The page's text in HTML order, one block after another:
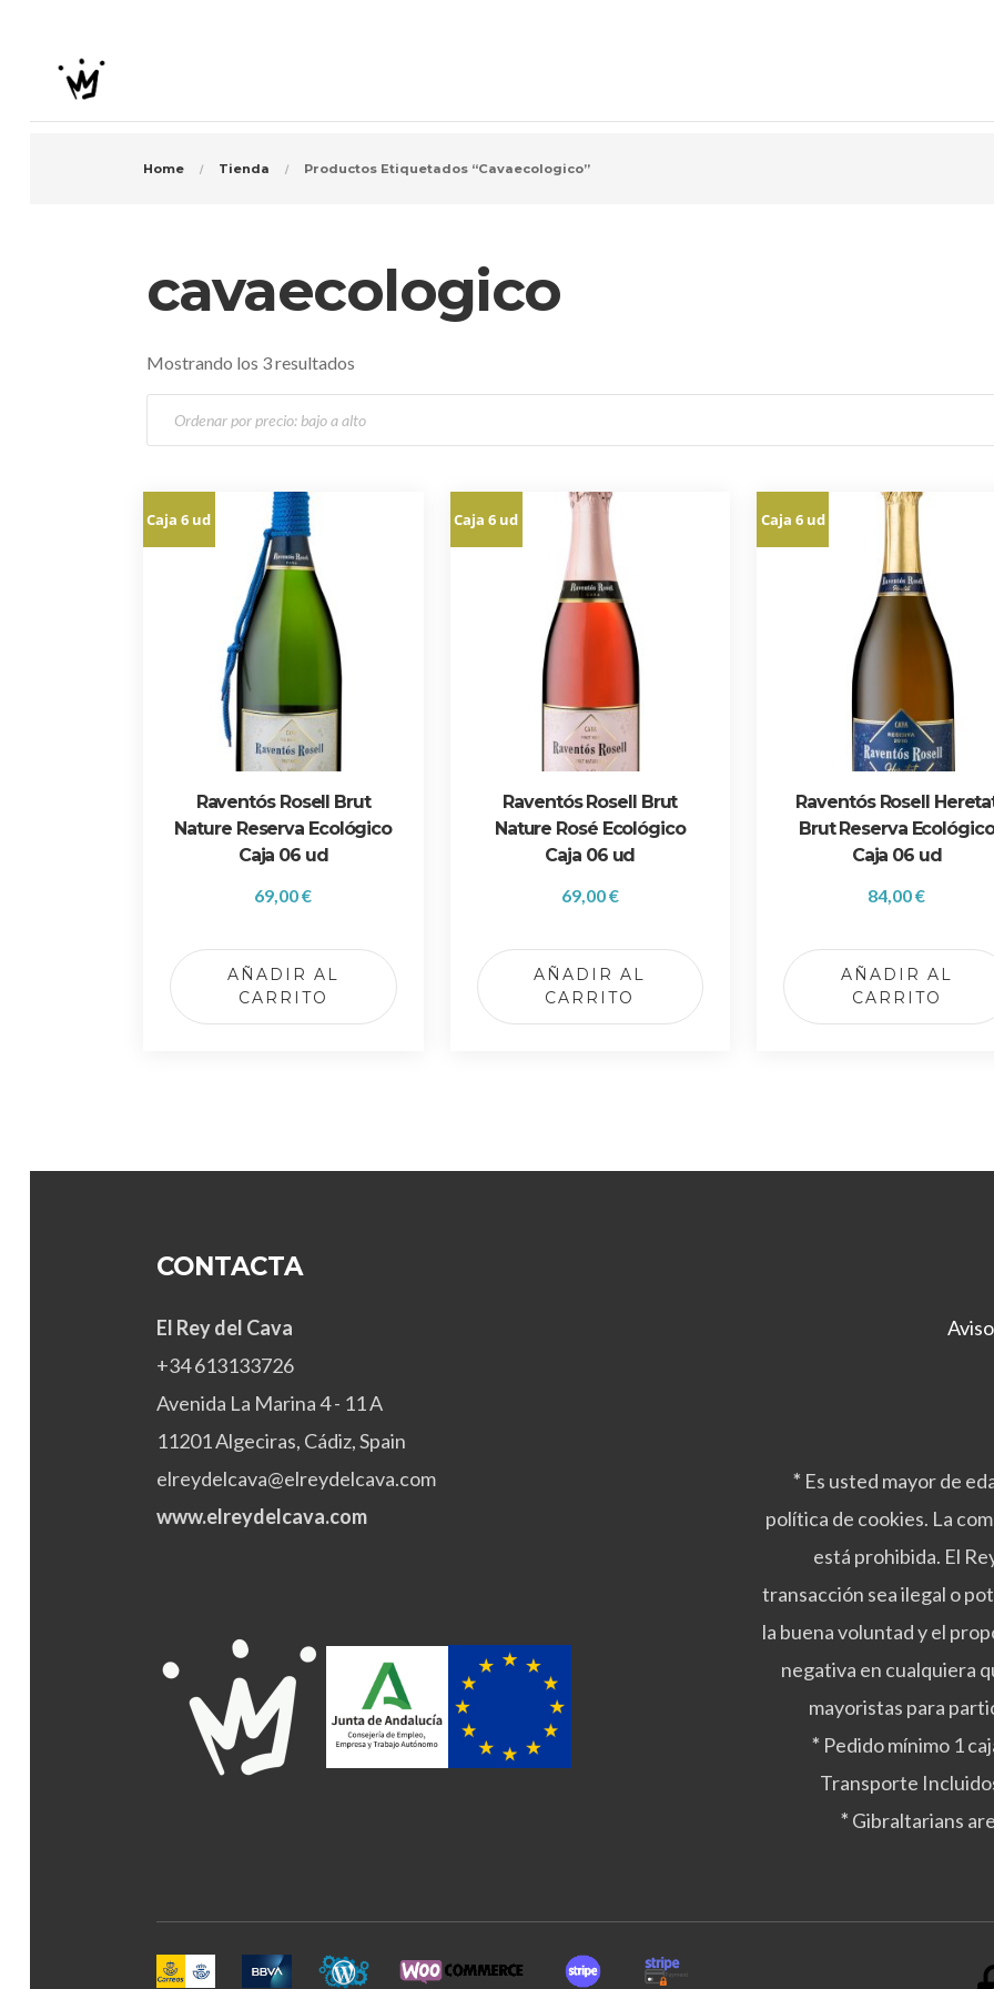
Home Tienda Productos Etiquetados “cavaecologico”
cavaecologico
Mostrando los 3 resultadosO
d
e
:
b
a
t
Caja 6 ud
Raventós Rosell Brut
Nature Reserva Ecológico
Caja 06 ud
69,00€
AÑADIR AL
CARRITO
Caja 6 ud
Raventós Rosell Brut
Nature Rosé Ecológico
Caja 06 ud
69,00€
AÑADIR AL
CARRITO
Caja 6 ud
Raventós Rosell
Brut Reserva Ecológico
Caja 06 ud
84,00€
AÑADIR AL
CARRITO
CONTACTA
El Rey del Cava
+34 613133726
Avenida La Marina 4 - 11 A
11201 Algeciras, Cádiz, Spain
elreydelcava@elreydelcava.com
www.elreydelcava.com
* Es usted mayor de
política de cookies. La
está prohibida. El
transacción sea ilegal o
la buena voluntad y el
negativa en cualquiera
mayoristas para
* Pedido mínimo 1
Transporte
* Gibraltarians